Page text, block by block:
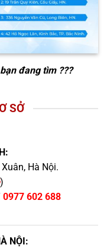
đang tìm ???
SỞ
Hà Nội.
)
0977 602 688
NỘI: